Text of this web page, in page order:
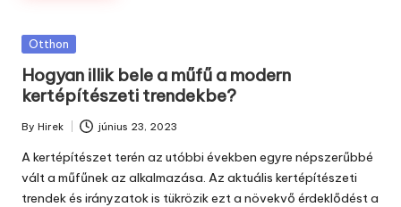
Posted
Otthon
Hogyan illik bele a műfű a modern
kertépítészeti trendekbe?
Posted
by
By Hirek június 23, 2023
A kertépítészet terén az utóbbi években egyre népszerűbbé
vált a műfűnek az alkalmazása. Az aktuális kertépítészeti
trendek és irányzatok is tükrözik ezt a növekvő érdeklődést a